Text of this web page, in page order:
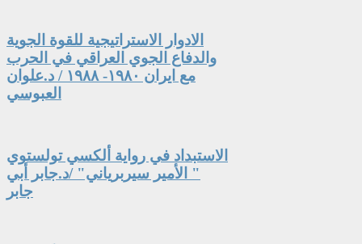
الادوار الاستراتيجية للقوة الجوية
والدفاع الجوي العراقي في الحرب
مع ايران ١٩٨٠- ١٩٨٨ / د.علوان
العبوسي
الاستبداد في رواية ألكسي تولستوي
" الأمير سيربرياني" /د.جابر أبي
جابر